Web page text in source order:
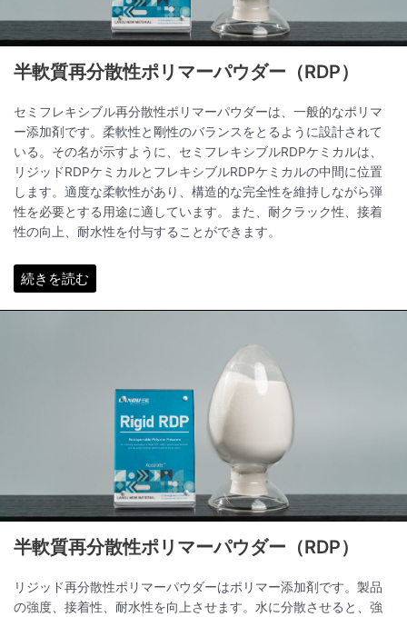
半軟質再分散性ポリマーパウダー（RDP）
セミフレキシブル再分散性ポリマーパウダーは、一般的なポリマ
ー添加剤です。柔軟性と剛性のバランスをとるように設計されて
いる。その名が示すように、セミフレキシブルRDPケミカルは、
リジッドRDPケミカルとフレキシブルRDPケミカルの中間に位置
します。適度な柔軟性があり、構造的な完全性を維持しながら弾
性を必要とする用途に適しています。また、耐クラック性、接着
性の向上、耐水性を付与することができます。
続きを読む
半軟質再分散性ポリマーパウダー（RDP）
リジッド再分散性ポリマーパウダーはポリマー添加剤です。製品
の強度、接着性、耐水性を向上させます。水に分散させると、強